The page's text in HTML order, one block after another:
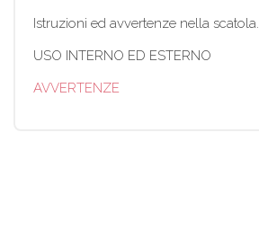
Istruzioni ed avvertenze nella scatola.
USO INTERNO ED ESTERNO
AVVERTENZE